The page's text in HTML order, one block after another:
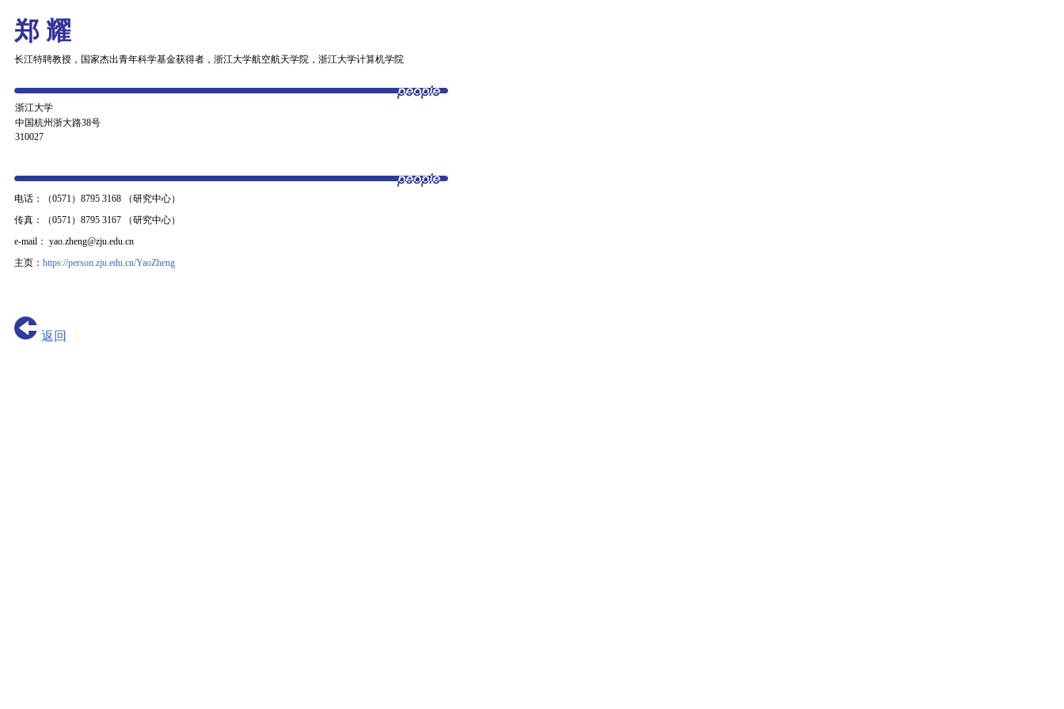
郑 耀
长江特聘教授，国家杰出青年科学基金获得者，浙江大学航空航天学院，浙江大学计算机学院
浙江大学
中国杭州浙大路38号
310027
电话：
（0571）8795 3168 （研究中心）
传真：
（0571）8795 3167 （研究中心）
e-mail： yao.zheng@zju.edu.cn
主页： https://person.zju.edu.cn/YaoZheng
返回